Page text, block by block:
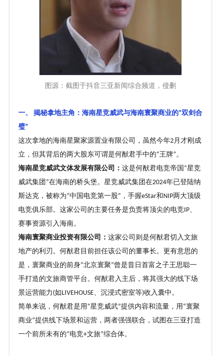
图源：截图于抖音三亚新闻综合频道，侵删
一、 揭秘拿地主角：海南星竞威武与海南寰聚商业的“双剑合
璧”
这次拿地的海南星聚家源置业有限公司，虽然今年2月才刚成
立，但其背后的两大股东可谓是何猷君手中的“王牌”。
海南星竞威武文体发展有限公司： 这是何猷君电竞帝国 “星竞
威武集团 ”在海南的桥头堡。星竞威武集团在2024年已登陆纳
斯达克，被称为“中国电竞第一股” ，手握eStar和 NIP两大顶级
电竞俱乐部。这家公司的主要任务是负责将顶尖的电竞IP、
赛事资源引入海南。
海南寰聚商业投资有限公司： 这家公司则是何猷君切入文旅
地产的利刃。何猷君目前担任该公司的董事长。更有意思的
是，寰聚商业的前身“北京寰聚”曾是昔日首富之子王思聪一
手打造的文旅商管平台。何猷君入主后，将其强大的线下场
景运营能力 (如LIVEHOUSE、沉浸式密室等)收入囊中。
简单来说，何猷君是用 “星竞威武”提供内容和流量，用 “寰聚
商业”提供线下场景和运营，两者强强联合，试图在三亚打造
一个前所未有的“电竞+文旅”综合体。